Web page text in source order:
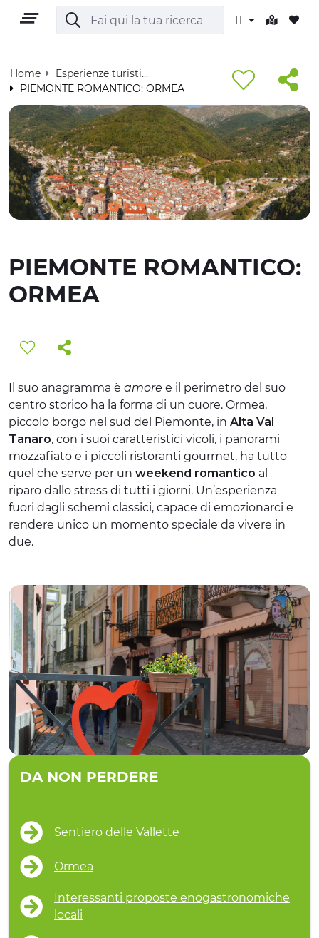
IT
IT
TERRITORIO
CULTURA
NATURA E BENESSERE
ESPERIENZE
OFFERTE
ACCOGLIENZA
Home
Esperienze turistiche - Visit Cuneese
PIEMONTE ROMANTICO: ORMEA
PIEMONTE ROMANTICO:
ORMEA
Il suo anagramma è amore e il perimetro del suo
centro storico ha la forma di un cuore. Ormea,
piccolo borgo nel sud del Piemonte, in Alta Val
Tanaro, con i suoi caratteristici vicoli, i panorami
mozzafiato e i piccoli ristoranti gourmet, ha tutto
quel che serve per un weekend romantico al
riparo dallo stress di tutti i giorni. Un’esperienza
fuori dagli schemi classici, capace di emozionarci e
rendere unico un momento speciale da vivere in
due.
DA NON PERDERE
Sentiero delle Vallette
Ormea
Interessanti proposte enogastronomiche
locali